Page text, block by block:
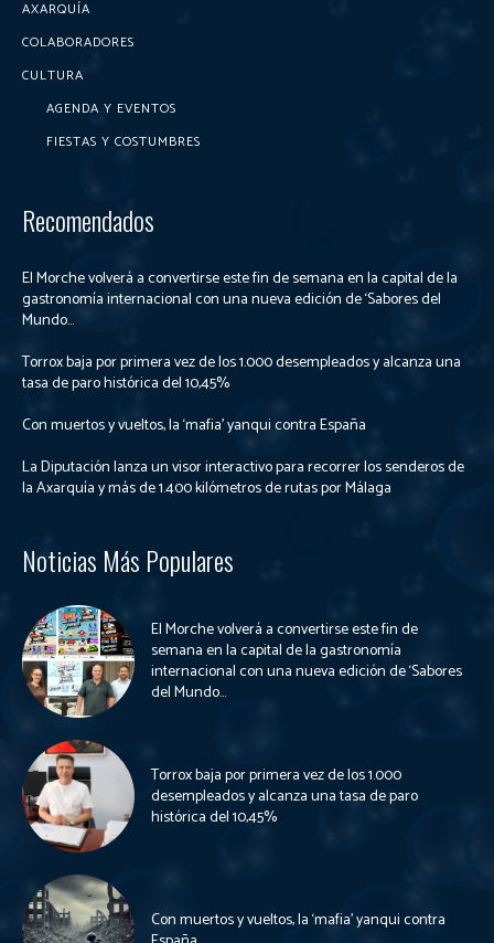
AXARQUÍA
COLABORADORES
CULTURA
AGENDA Y EVENTOS
FIESTAS Y COSTUMBRES
Recomendados
El Morche volverá a convertirse este fin de semana en la capital de la
gastronomía internacional con una nueva edición de ‘Sabores del
Mundo...
Torrox baja por primera vez de los 1.000 desempleados y alcanza una
tasa de paro histórica del 10,45%
Con muertos y vueltos, la ‘mafia’ yanqui contra España
La Diputación lanza un visor interactivo para recorrer los senderos de
la Axarquía y más de 1.400 kilómetros de rutas por Málaga
Noticias Más Populares
El Morche volverá a convertirse este fin de
semana en la capital de la gastronomía
internacional con una nueva edición de ‘Sabores
del Mundo...
Torrox baja por primera vez de los 1.000
desempleados y alcanza una tasa de paro
histórica del 10,45%
Con muertos y vueltos, la ‘mafia’ yanqui contra